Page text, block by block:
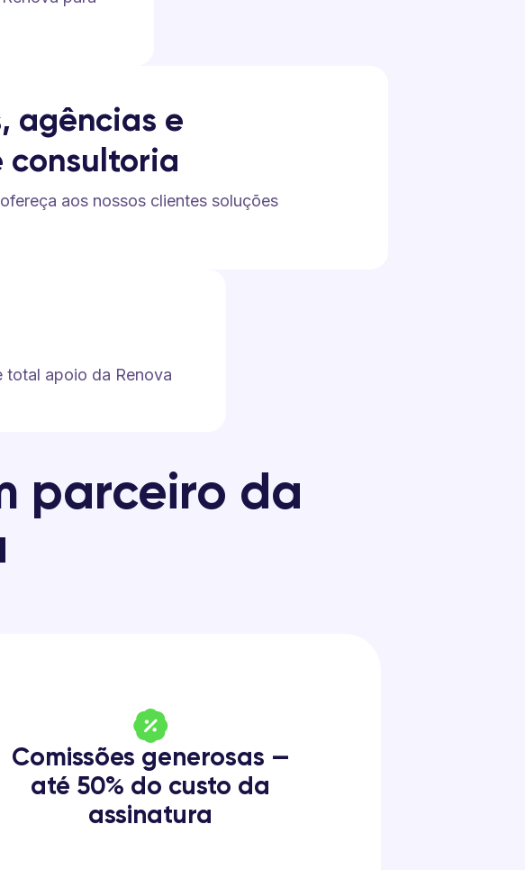
agências e
consultoria
aos nossos clientes soluções
apoio da Renova
parceiro da
Comissões generosas —
até 50% do custo da
assinatura